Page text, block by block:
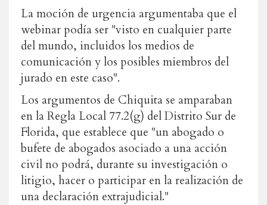
La moción de urgencia argumentaba que el
webinar podía ser "visto en cualquier parte
del mundo, incluidos los medios de
comunicación y los posibles miembros del
jurado en este caso".
Los argumentos de Chiquita se amparaban
en la Regla Local 77.2(g) del Distrito Sur de
Florida, que establece que "un abogado o
bufete de abogados asociado a una acción
civil no podrá, durante su investigación o
litigio, hacer o participar en la realización de
una declaración extrajudicial."